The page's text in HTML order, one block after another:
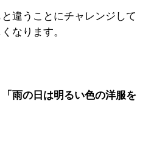
違うことにチャレンジして
なります。
「雨の日は明るい色の洋服を